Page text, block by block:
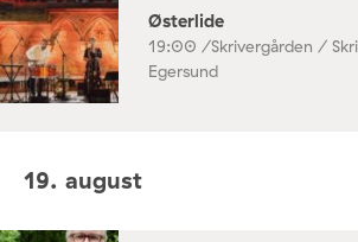
Østerlide
19:00 /Skrivergården /
Egersund
19. august